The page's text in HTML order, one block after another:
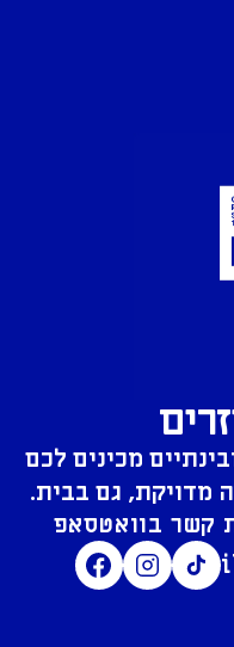
מכינים לכם
מדויקת, גם בבית.